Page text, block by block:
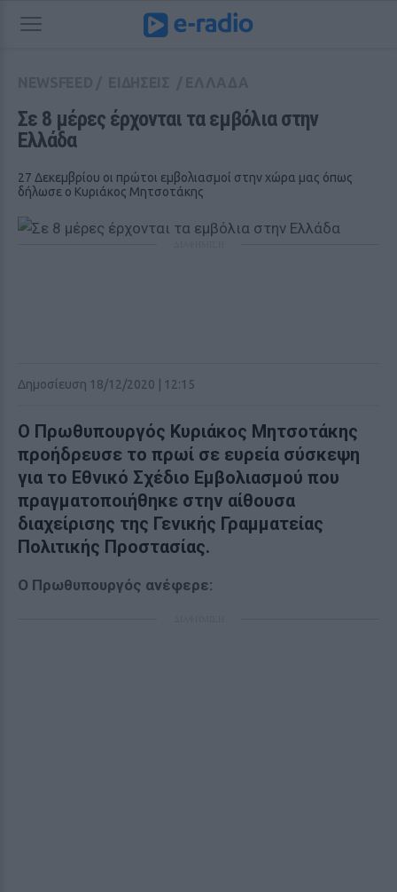
Σε 8 μέρες έρχονται τα εμβόλια στην
Ελλάδα
27 Δεκεμβρίου οι πρώτοι εμβολιασμοί στην χώρα μας όπως
δήλωσε ο Κυριάκος Μητσοτάκης
Δημοσίευση 18/12/2020 | 12:15
Ο Πρωθυπουργός Κυριάκος Μητσοτάκης
προήδρευσε το πρωί σε ευρεία σύσκεψη
για το Εθνικό Σχέδιο Εμβολιασμού που
πραγματοποιήθηκε στην αίθουσα
διαχείρισης της Γενικής Γραμματείας
Πολιτικής Προστασίας.
O Πρωθυπουργός ανέφερε: